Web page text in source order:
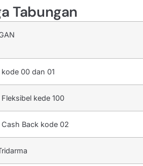
Tabungan
kode 00 dan 01
kede 100
Cash Back kode 02